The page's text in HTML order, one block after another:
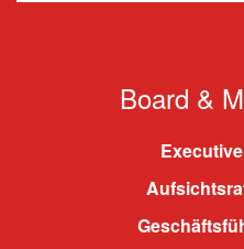
Board &